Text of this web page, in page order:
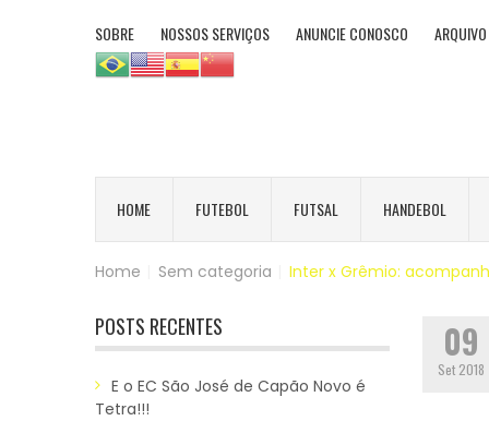
SOBRE NOSSOS SERVIÇOS ANUNCIE CONOSCO ARQUIVO
HOME FUTEBOL FUTSAL HANDEBOL
Home Sem categoria Inter x Grêmio:
POSTS RECENTES
E o EC São José de Capão Novo é
Tetra!!!
09
Set 2018